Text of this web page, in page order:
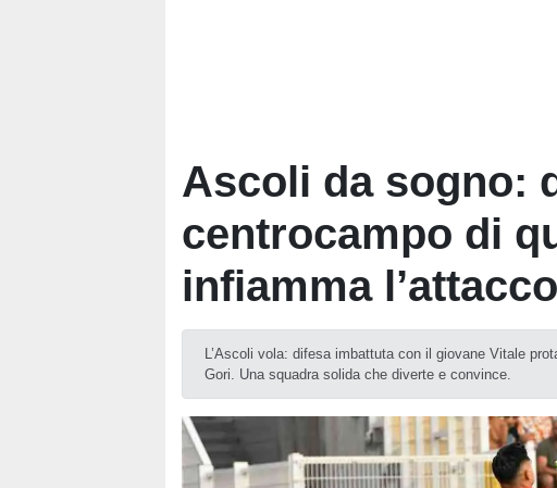
Ascoli da sogno:
centrocampo di
infiamma l’attacco
L’Ascoli vola: difesa imbattuta con il giovane Vitale
Gori. Una squadra solida che diverte e convince.